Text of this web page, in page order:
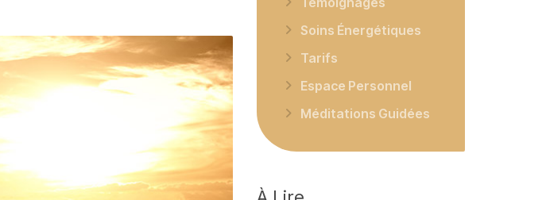
Soins Énergétiques
Tarifs
Espace Personnel
Méditations Guidées